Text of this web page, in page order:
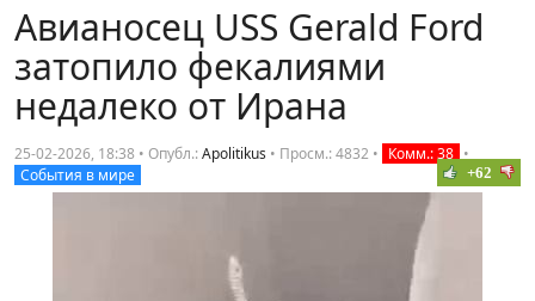
Авианосец USS Gerald Ford
затопило фекалиями
недалеко от Ирана
25-02-2026, 18:38 • Опубл.:Apolitikus • Просм.: 4832 • Комм.: 38 •
События в мире
+62